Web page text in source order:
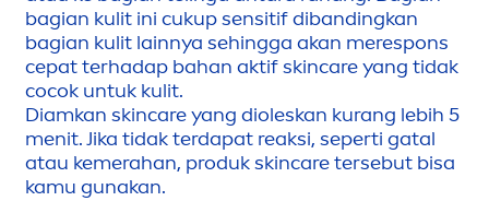
bagian kulit ini cukup sensitif dibandingkan
bagian kulit lainnya sehingga akan merespons
cepat terhadap bahan aktifskincareyang tidak
cocok untuk kulit.
Diamkan skincareyang dioleskan kurang lebih 5
menit. Jika tidak terdapat reaksi, seperti gatal
atau kemerahan, produkskincaretersebut bisa
kamu gunakan.